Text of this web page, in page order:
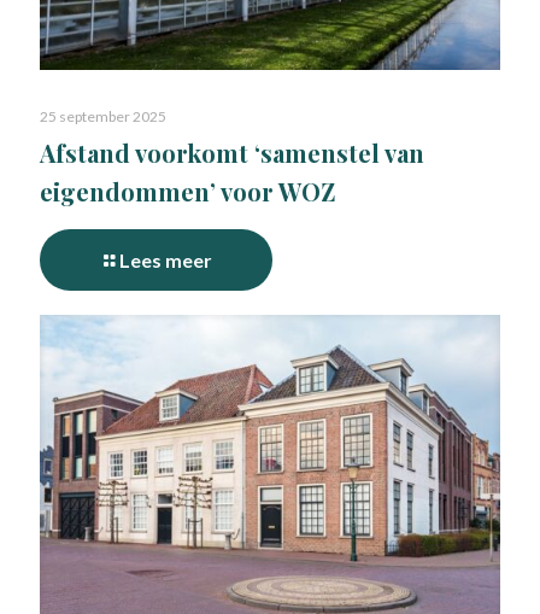
25 september 2025
Afstand voorkomt ‘samenstel van
eigendommen’ voor WOZ
Lees meer